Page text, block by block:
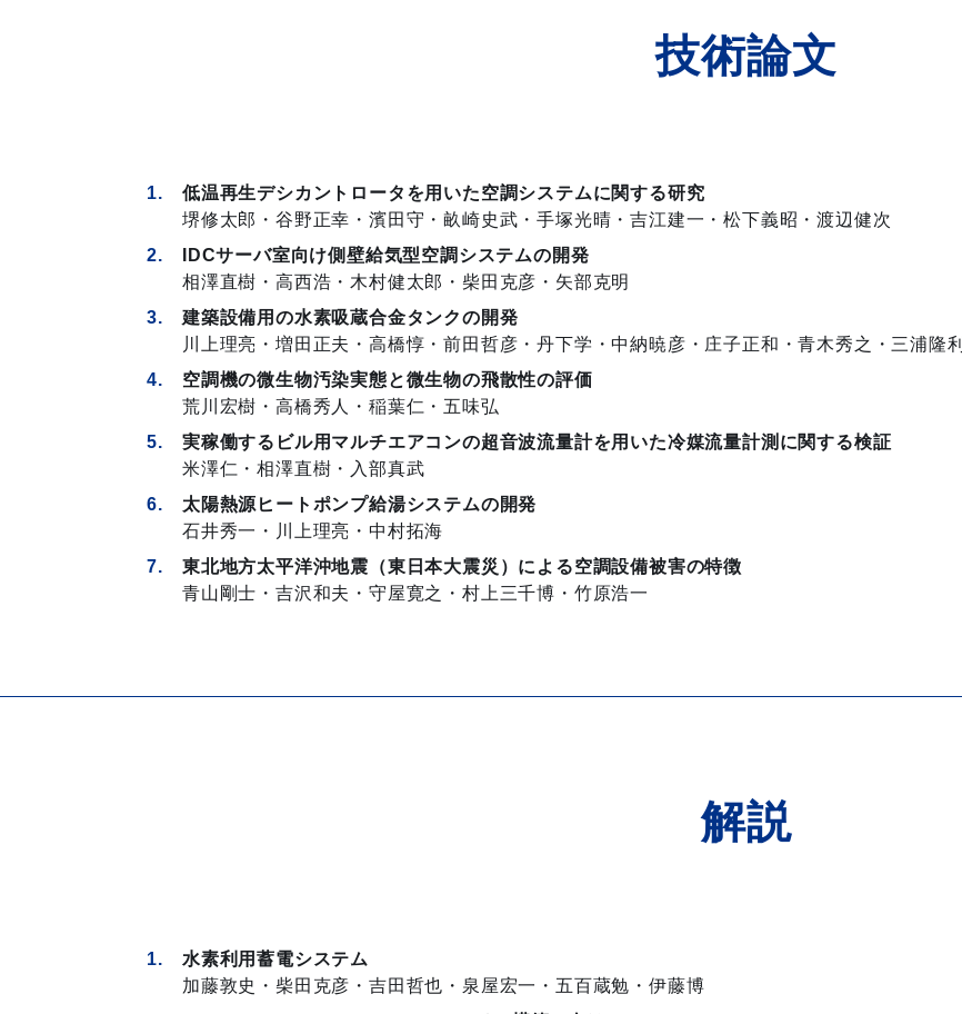
技術論文
低温再生デシカントロータを用いた空調システムに関する研究
堺修太郎・谷野正幸・濱田守・畝崎史武・手塚光晴・吉江建一・松下義昭・渡辺健次
IDCサーバ室向け側壁給気型空調システムの開発
相澤直樹・高西浩・木村健太郎・柴田克彦・矢部克明
建築設備用の水素吸蔵合金タンクの開発
川上理亮・増田正夫・高橋惇・前田哲彦・丹下学・中納暁彦・庄子正和・青木秀之・三浦隆利
空調機の微生物汚染実態と微生物の飛散性の評価
荒川宏樹・高橋秀人・稲葉仁・五味弘
実稼働するビル用マルチエアコンの超音波流量計を用いた冷媒流量計測に関する検証
米澤仁・相澤直樹・入部真武
太陽熱源ヒートポンプ給湯システムの開発
石井秀一・川上理亮・中村拓海
東北地方太平洋沖地震（東日本大震災） による空調設備被害の特徴
青山剛士・吉沢和夫・守屋寛之・村上三千博・竹原浩一
解説
水素利用蓄電システム
加藤敦史・柴田克彦・吉田哲也・泉屋宏一・五百蔵勉・伊藤博